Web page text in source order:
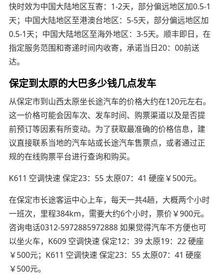
快时效为中国大陆地区互寄：1-2天，部分偏远地区加0.5-1
天；中国大陆地区至港澳台地区：5-5天，部分偏远地区加
0.5-1天；中国大陆地区至海外地区：3-5天。顺丰即日，在
指定服务范围和寄递时间内收寄，承诺当日20：00前送
达。
保定到太原的大巴多少钱几点发车
从保定市到山西太原坐长途汽车的价格大约在120元左右。
这一价格可能会因车次、发车时间、购票渠道以及是否提
前预订等因素有所变动。为了获取最准确的价格信息，建
议直接联系当地的汽车站或长途汽车售票点，或者通过正
规的在线购票平台进行查询和购买。
K611 空调快速 保定23：55 太原07：41 硬座￥500元。
在保定市长途客运中心上车，每天一共4趟，大概两个小时
一班次，里程384km，需要大约6个小时，票价￥900元。
咨询电话0312-5972885972888 如果觉得汽车不方便也可
以坐火车，K609 空调快速 保定12：39 太原19：22 硬座
￥500元；K611 空调快速 保定23：55 太原07：41 硬座
￥500元。